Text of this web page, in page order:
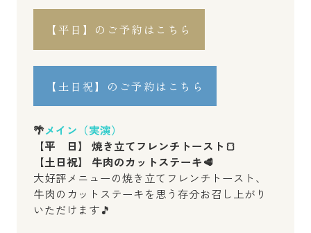
【平日】のご予約はこちら
【土日祝】のご予約はこちら
🌴メイン（実演）
【平 日】 焼き立てフレンチトースト🍞
【土日祝】 牛肉のカットステーキ🥩
大好評メニューの焼き立てフレンチトースト、
牛肉のカットステーキを思う存分お召し上がり
いただけます🎵